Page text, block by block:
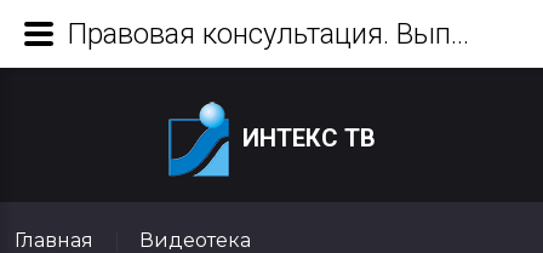
ИНТЕКС ТВ
Главная
Видеотека
Правовая консультация. Выпуск 15. 17.04.26